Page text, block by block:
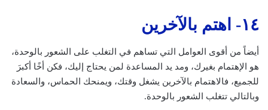
١٤- اهتم بالآخرين
أيضاً من أقوى العوامل التي تساهم في التغلب على الشعور بالوحدة،
هو الإهتمام بغيرك، ومد يد المساعدة لمن يحتاج إليك، فكن أخًا أكبرَ
للجميع، فالاهتمام بالآخرين يشغل وقتك، ويمنحك الحماس، والسعادة
وبالتالي تتغلب الشعور بالوحدة.